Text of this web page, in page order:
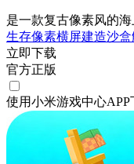
是一款复古像素风的
生存像素横屏建造沙盒
立即下载
官方正版
使用小米游戏中心APP